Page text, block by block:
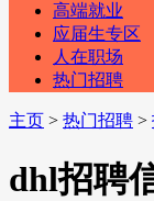
高端就业
应届生专区
人在职场
热门招聘
主页 > 热门招聘 >
dhl招聘